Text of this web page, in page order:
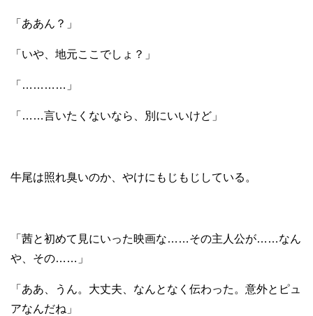
「ああん？」
「いや、地元ここでしょ？」
「…………」
「……言いたくないなら、別にいいけど」
牛尾は照れ臭いのか、やけにもじもじしている。
「茜と初めて見にいった映画な……その主人公が……なん
や、その……」
「ああ、うん。大丈夫、なんとなく伝わった。意外とピュ
アなんだね」